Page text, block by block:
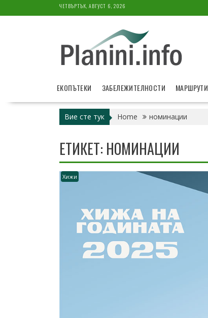
to
ЧЕТВЪРТЪК, АВГУСТ 6, 2026
ЕКОПЪТЕКИ ЗАБЕЛЕЖИТЕЛНОСТИ МАРШРУТИ
Вие сте тук Home номинации
ЕТИКЕТ: НОМИНАЦИИ
Хижи